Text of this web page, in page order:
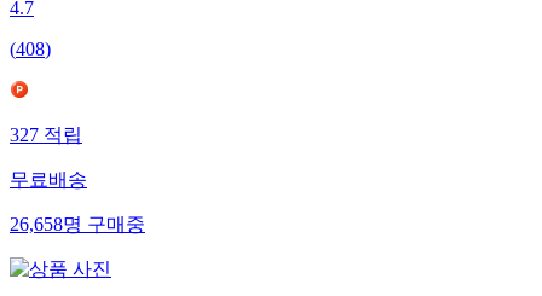
4.7
(408)
327적립
무료배송
26,658명구매중